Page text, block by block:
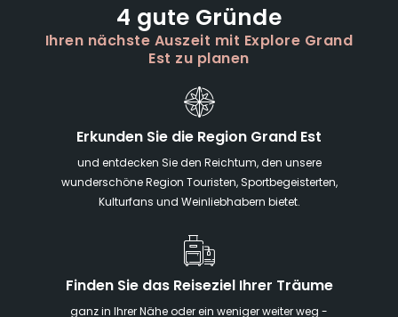
4 gute Gründe
Ihren nächste Auszeit mit Explore Grand
Est zu planen
Erkunden Sie die Region Grand Est
und entdecken Sie den Reichtum, den unsere
wunderschöne Region Touristen, Sportbegeisterten,
Kulturfans und Weinliebhabern bietet.
Finden Sie das Reiseziel Ihrer Träume
ganz in Ihrer Nähe oder ein weniger weiter weg -